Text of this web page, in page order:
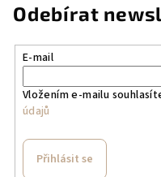
Odebírat
E-mail
Vložením e-mailu
údajů
Přihlásit se